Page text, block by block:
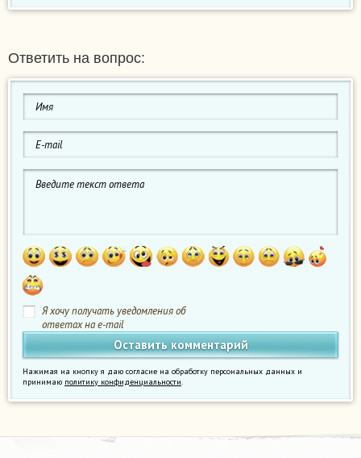
Ответить на вопрос:
Я хочу получать уведомления об
ответах на e-mail
Нажимая на кнопку я даю согласие на обработку персональных данных и
принимаю политику конфиденциальности.